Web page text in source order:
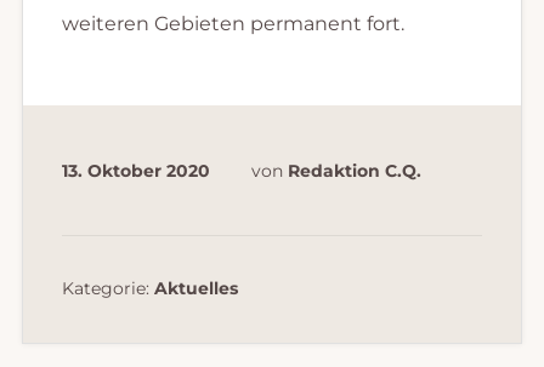
weiteren Gebieten permanent fort.
13. Oktober 2020 von Redaktion C.Q.
Kategorie: Aktuelles